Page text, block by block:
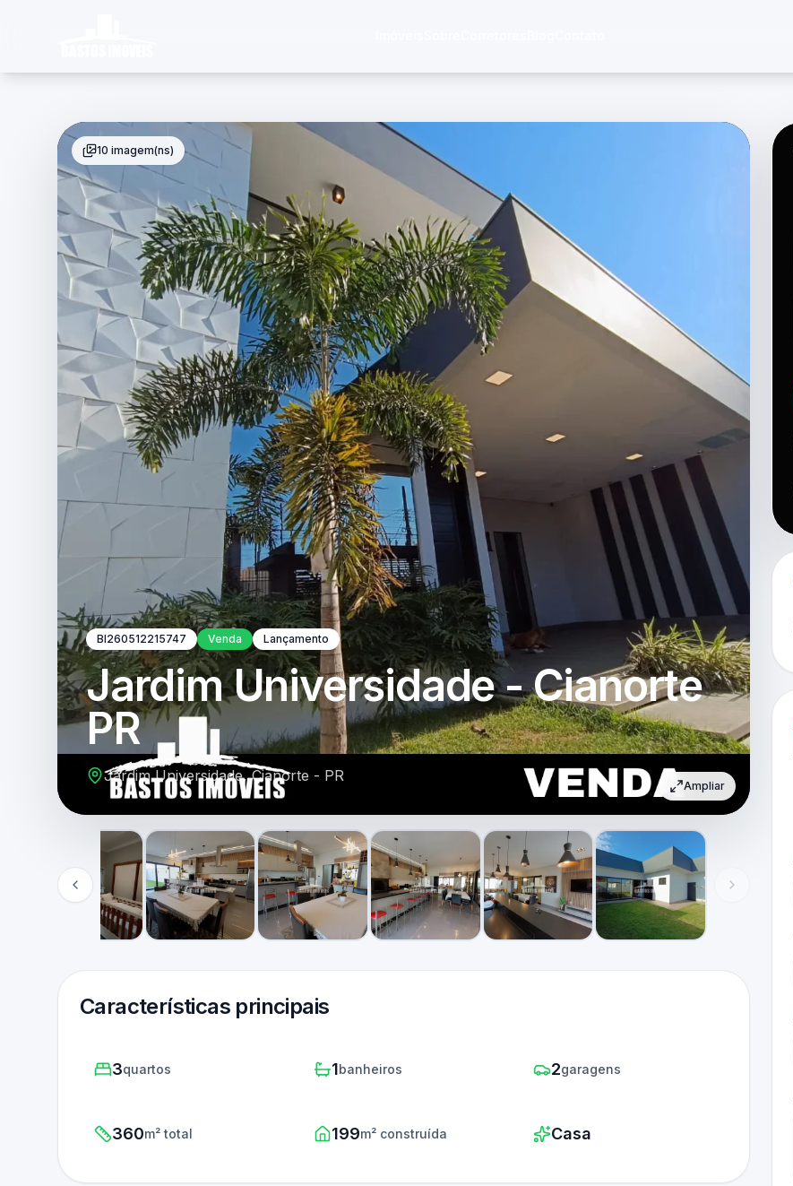
BI260512215747 Venda Lançamento
Jardim Universidade - Cianorte
PR
Jardim Universidade, Cianorte - PR
10 imagem(ns)
Ampliar
Características principais
3quartos 1banheiros 2garagens
360m² total 199m² construída Casa